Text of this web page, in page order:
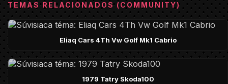
TEMAS RELACIONADOS (COMMUNITY)
Eliaq Cars 4Th Vw Golf Mk1 Cabrio
1979 Tatry Skoda100